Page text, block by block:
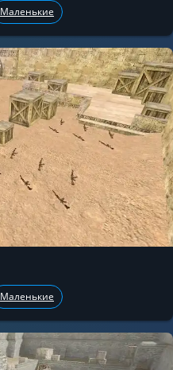
Маленькие
Маленькие